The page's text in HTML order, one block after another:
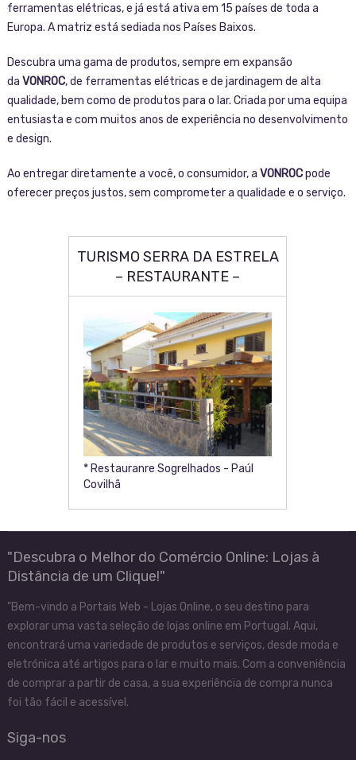
ferramentas elétricas, e já está ativa em 15 países de toda a
Europa. A matriz está sediada nos Países Baixos.
Descubra uma gama de produtos, sempre em expansão
da VONROC, de ferramentas elétricas e de jardinagem de alta
qualidade, bem como de produtos para o lar. Criada por uma equipa
entusiasta e com muitos anos de experiência no desenvolvimento
e design.
Ao entregar diretamente a você, o consumidor, a VONROCpode
oferecer preços justos, sem comprometer a qualidade e o serviço.
TURISMO SERRA DA ESTRELA
– RESTAURANTE –
* Restauranre Sogrelhados - Paúl
Covilhã
"Descubra o Melhor do Comércio Online: Lojas à
Distância de um Clique!"
"Bem-vindo a Portais Web - Lojas Online, o seu destino para
explorar uma vasta seleção de lojas online em Portugal. Aqui,
encontrará uma variedade de produtos e serviços, desde moda e
eletrónica até artigos para o lar e muito mais. Com a conveniência
de comprar a partir de casa, a sua experiência de compra nunca
foi tão fácil e acessível.
Siga-nos